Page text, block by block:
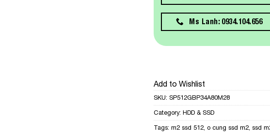
Ms Lanh: 0934.104.656
Add to Wishlist
SKU: SP512GBP34A80M28
Category: HDD & SSD
Tags: m2 ssd 512 o cung ssd m2 ssd